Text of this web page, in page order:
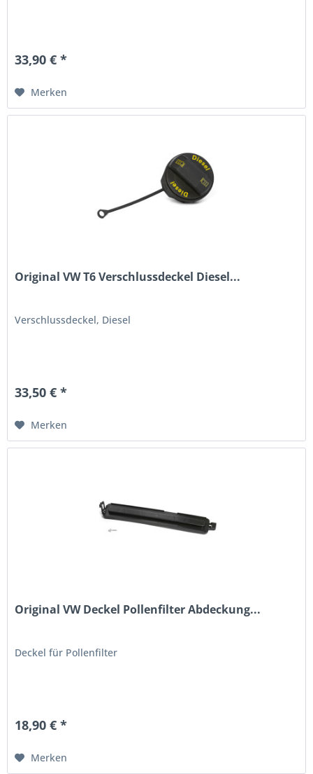
33,90 € *
Merken
Original VW T6 Verschlussdeckel Diesel...
Verschlussdeckel, Diesel
33,50 € *
Merken
Original VW Deckel Pollenfilter Abdeckung...
Deckel für Pollenfilter
18,90 € *
Merken